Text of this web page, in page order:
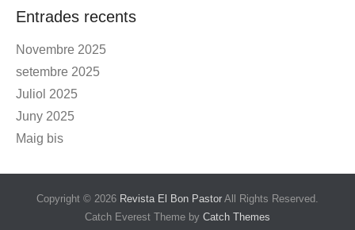
Entrades recents
Novembre 2025
setembre 2025
Juliol 2025
Juny 2025
Maig bis
Copyright © 2026 Revista El Bon Pastor All Rights Reserved.
Catch Everest Theme by Catch Themes